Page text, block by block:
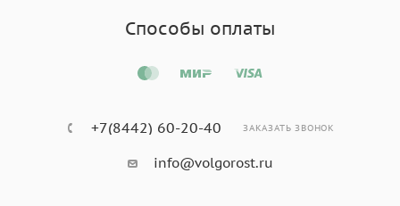
Способы оплаты
+7(8442) 60-20-40 ЗАКАЗАТЬ ЗВОНОК
info@volgorost.ru